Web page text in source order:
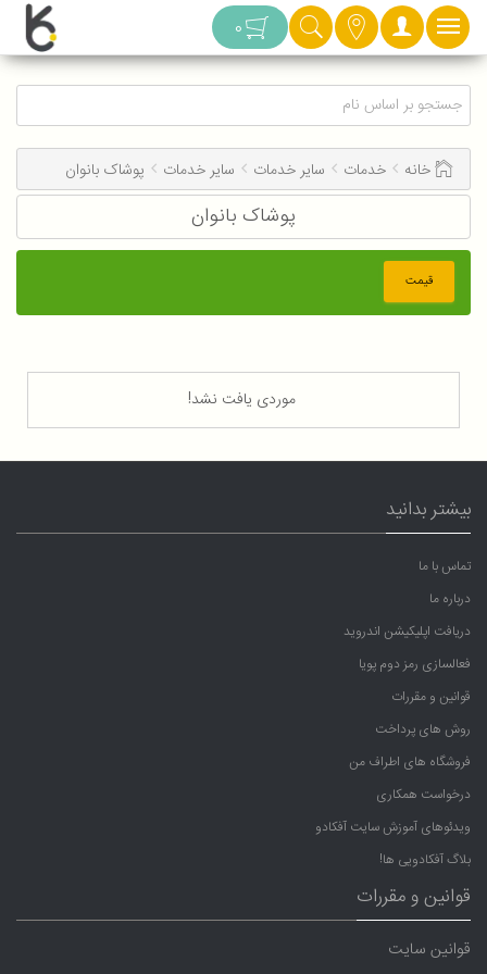
دسته بندی 0
خانه خدمات سایر خدمات سایر خدمات پوشاک بانوان
پوشاک بانوان
قیمت
موردی یافت نشد!
بیشتر بدانید
تماس با ما
درباره ما
دریافت اپلیکیشن اندروید
فعالسازی رمز دوم پویا
قوانین و مقررات
روش های پرداخت
فروشگاه های اطراف من
درخواست همکاری
ویدئوهای آموزش سایت آفکادو
بلاگ آفکادویی ها!
قوانین و مقررات
قوانین سایت